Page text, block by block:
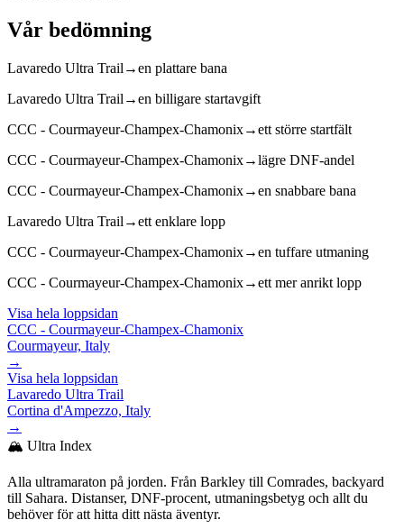
Vår bedömning
Lavaredo Ultra Trail →en plattare bana
Lavaredo Ultra Trail →en billigare startavgift
CCC - Courmayeur-Champex-Chamonix→ett större startfält
CCC - Courmayeur-Champex-Chamonix→lägre DNF-andel
CCC - Courmayeur-Champex-Chamonix→en snabbare bana
Lavaredo Ultra Trail →ett enklare lopp
CCC - Courmayeur-Champex-Chamonix→en tuffare utmaning
CCC - Courmayeur-Champex-Chamonix→ett mer anrikt lopp
Visa hela loppsidan
CCC - Courmayeur-Champex-Chamonix
Courmayeur, Italy
→
Visa hela loppsidan
Lavaredo Ultra Trail
Cortina d'Ampezzo, Italy
→
🏔️ Ultra Index
Alla ultramaraton på jorden. Från Barkley till Comrades, backyard
till Sahara. Distanser, DNF-procent, utmaningsbetyg och allt du
behöver för att hitta ditt nästa äventyr.